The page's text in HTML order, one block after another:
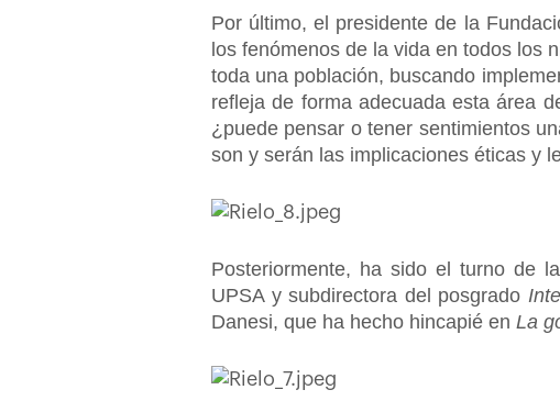
Por último, el presidente de la
los fenómenos de la vida en todos los
toda una población, buscando
refleja de forma adecuada esta área
¿puede pensar o tener sentimientos
son y serán las implicaciones éticas y
Posteriormente, ha sido el turno de
UPSA y subdirectora del posgrado
Danesi, que ha hecho hincapié en La